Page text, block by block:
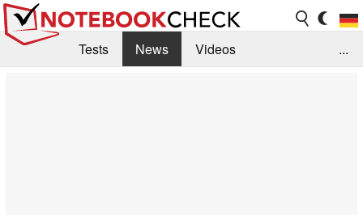
Tests News
Videos
...